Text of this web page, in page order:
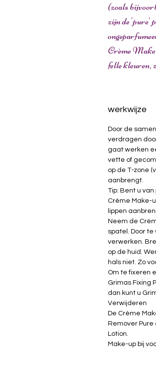
(zoals
zijn de 'pure'
Crème
felle kleuren,
werkwijze
Door de
verdragen
gaat werken
vette of
op de T-zone
aanbrengt.
Tip: Bent u
Crème Make-
lippen
Neem de
spatel. Door
verwerken.
op de huid.
hals niet. Zo
Om te fixeren
Grimas Fixing
dan kunt u
Verwijderen
De Crème
Remover
Lotion.
Make-up bij